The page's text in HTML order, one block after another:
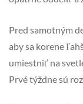
Pred samotným
aby sa korene
umiestniť na
Prvé týždne sú